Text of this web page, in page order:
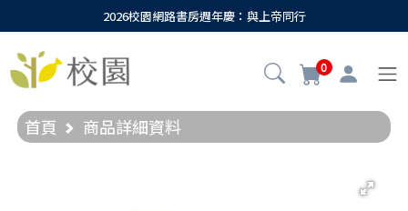
2026校園網路書房週年慶：與上帝同行
0
首頁 商品詳細資料